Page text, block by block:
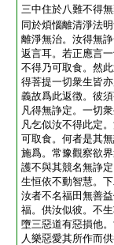
三中住於八難不得
同於煩惱離清淨法
離淨無治。汝得無
返言耳。若正應言
不得乃可取食。然
得菩提一切衆生皆
義故爲此返徴。彼
凡得無諍定。一切
凡乞似汝不得此定
可取食。何者是其
施爲。常豫觀察欲
護不與其競名無諍
生恒依不動智慧。
汝者不名福田無善
福。供汝似彼。不
墮三惡道有惡損他
人樂惡愛其所作而